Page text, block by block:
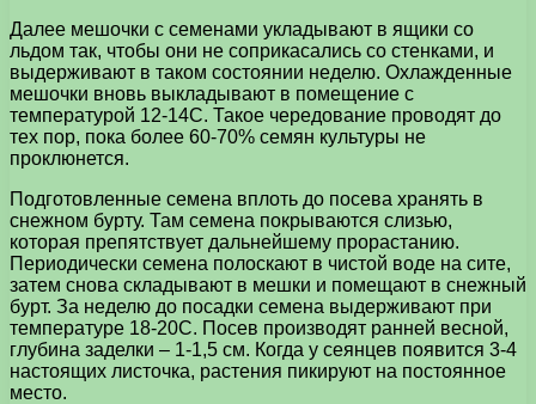
Далее мешочки с семенами укладывают в ящики со
льдом так, чтобы они не соприкасались со стенками, и
выдерживают в таком состоянии неделю. Охлажденные
мешочки вновь выкладывают в помещение с
температурой 12-14С. Такое чередование проводят до
тех пор, пока более 60-70% семян культуры не
проклюнется.
Подготовленные семена вплоть до посева хранять в
снежном бурту. Там семена покрываются слизью,
которая препятствует дальнейшему прорастанию.
Периодически семена полоскают в чистой воде на сите,
затем снова складывают в мешки и помещают в снежный
бурт. За неделю до посадки семена выдерживают при
температуре 18-20С. Посев производят ранней весной,
глубина заделки – 1-1,5 см. Когда у сеянцев появится 3-4
настоящих листочка, растения пикируют на постоянное
место.